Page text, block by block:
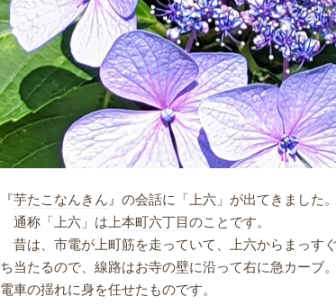
『芋たこなんきん』の会話に「上六」が出てきました。
通称「上六」は上本町六丁目のことです。
昔は、市電が上町筋を走っていて、上六からまっすぐ
ち当たるので、線路はお寺の壁に沿って右に急カーブ
電車の揺れに身を任せたものです。